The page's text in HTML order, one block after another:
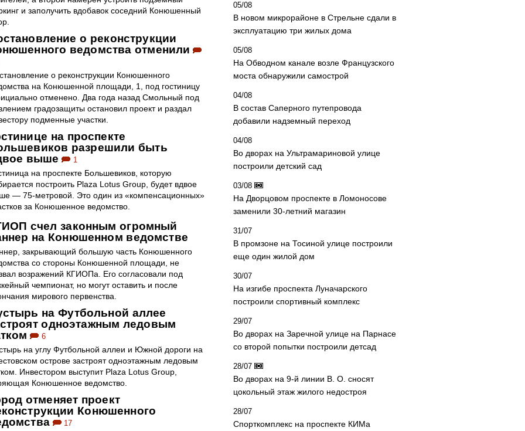
и заполучить вдобавок соседний Конюшенный
о реконструкции
ведомства отменили
о реконструкции Конюшенного
на Конюшенной площади, 1, под гостиницу
отменено. Два года назад Смольный под
градозащиты остановил проект и раздал
подменные участки.
на проспекте
разрешили быть
выше
1
на проспекте Большевиков, которую
построить Plaza Lotus Group, будет вдвое
— 75-метровой. Это один из «компенсационных»
за Конюшенное ведомство.
счел законным огромный
на Конюшенном ведомстве
закрывающий большую часть Конюшенного
со стороны Конюшенной площади, не
возражений КГИОПа. Его согласовали под
чемпионат, но могут оставить и после
мирового первенства.
на Футбольной аллее
одноэтажным ледовым
6
на углу Футбольной аллеи и Южной дороги на
острове застроят одноэтажным ледовым
Инвестором выступит Plaza Lotus Group,
Конюшенное ведомство.
отменяет проект
Конюшенного
17
05/08
В новом микрорайоне в Стрельне сдали в
эксплуатацию три жилых дома
05/08
На Обводном канале возле Французского
моста обнаружили самострой
04/08
В состав Саперного путепровода
добавили надземный переход
04/08
Во дворах на Ультрамариновой улице
построили детский сад
03/08
На Дворцовом проспекте в Ломоносове
заменили 30-летний магазин
31/07
В промзоне на Тосиной улице построили
еще один жилой дом
30/07
На изгибе проспекта Луначарского
построили спортивный комплекс
29/07
Во дворах на Заречной улице на Парнасе
со второй попытки построили детсад
28/07
Во дворах на 9-й линии В. О. сносят
цокольный этаж жилого недостроя
28/07
Спорткомплекс на проспекте КИМа